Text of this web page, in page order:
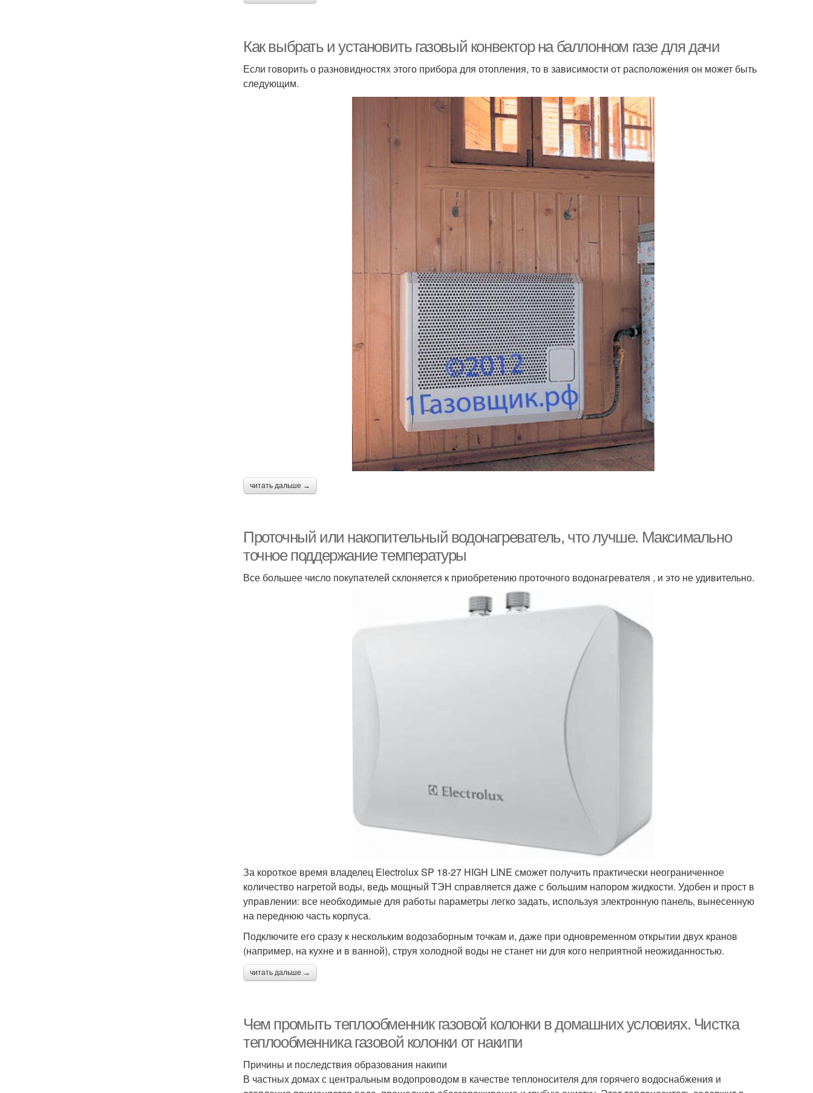
Как выбрать и установить газовый конвектор на баллонном газе для дачи
Если говорить о разновидностях этого прибора для отопления, то в зависимости от расположения он может быть
следующим.
читать дальше →
Проточный или накопительный водонагреватель, что лучше. Максимально
точное поддержание температуры
Все большее число покупателей склоняется к приобретению проточного водонагревателя , и это не удивительно.
За короткое время владелец Electrolux SP 18-27 HIGH LINE сможет получить практически неограниченное
количество нагретой воды, ведь мощный ТЭН справляется даже с большим напором жидкости. Удобен и прост в
управлении: все необходимые для работы параметры легко задать, используя электронную панель, вынесенную
на переднюю часть корпуса.
Подключите его сразу к нескольким водозаборным точкам и, даже при одновременном открытии двух кранов
(например, на кухне и в ванной), струя холодной воды не станет ни для кого неприятной неожиданностью.
читать дальше →
Чем промыть теплообменник газовой колонки в домашних условиях. Чистка
теплообменника газовой колонки от накипи
Причины и последствия образования накипи
В частных домах с центральным водопроводом в качестве теплоносителя для горячего водоснабжения и